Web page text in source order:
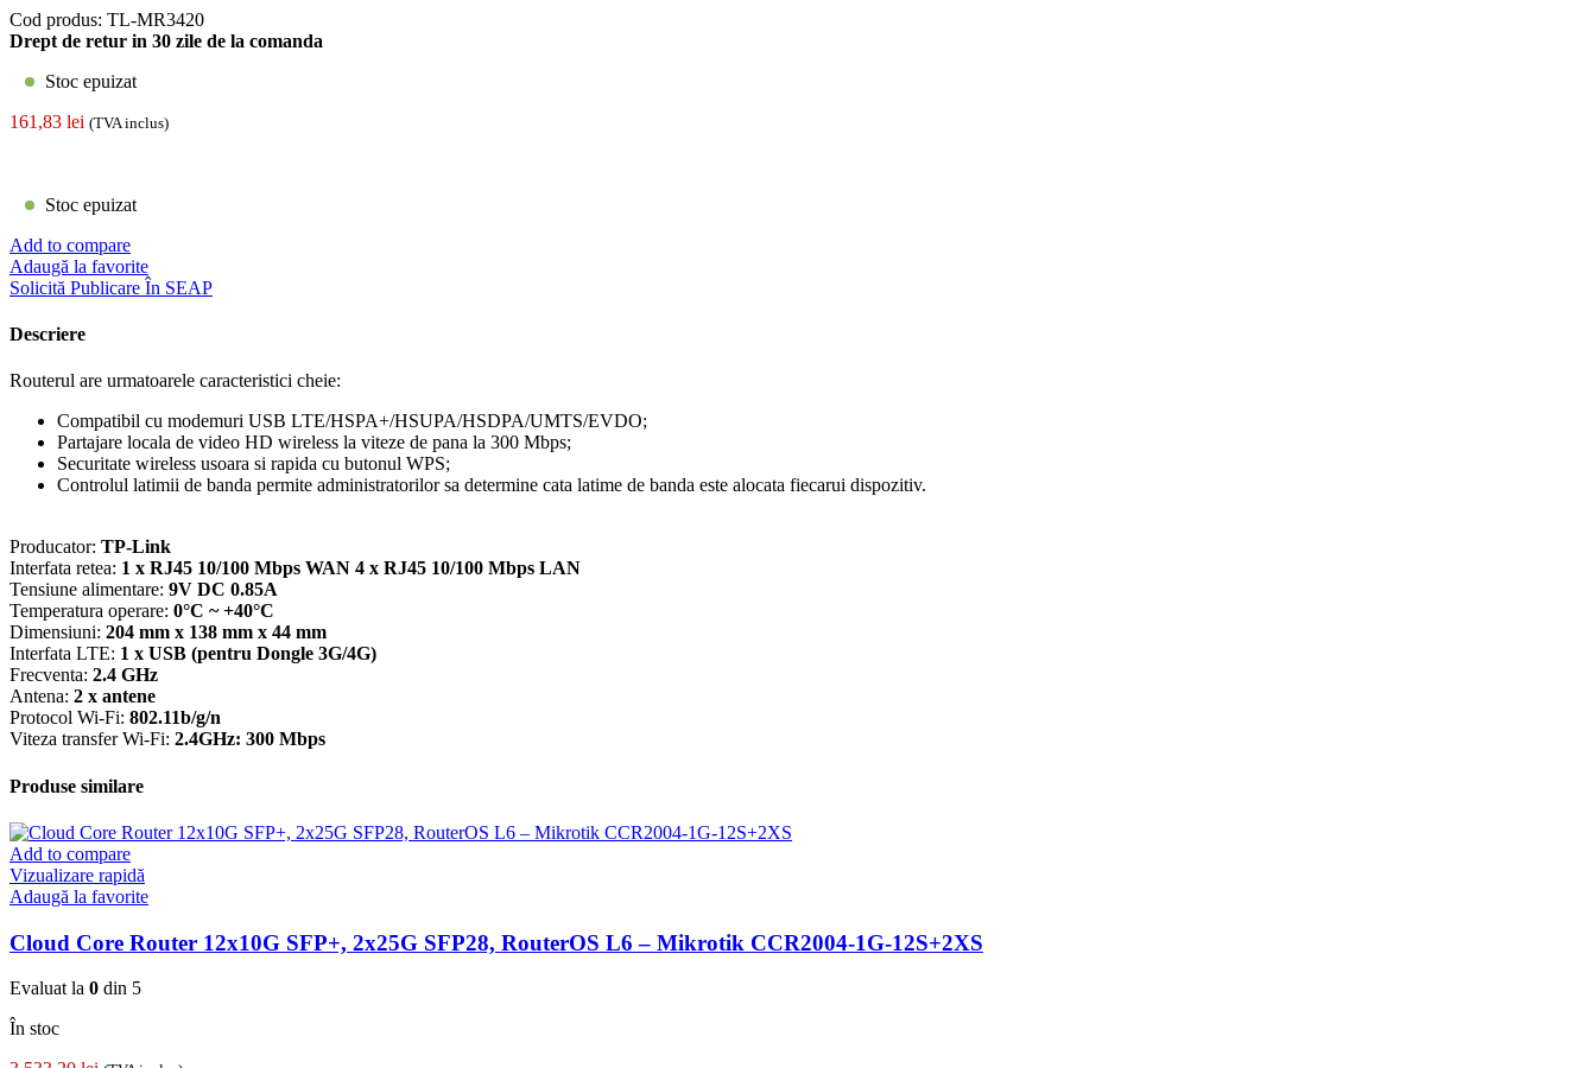
Cod produs: TL-MR3420
Drept de retur in 30 zile de la comanda
Stoc epuizat
161,83 lei (TVA inclus)
Stoc epuizat
Add to compare
Adaugă la favorite
Solicită Publicare În SEAP
Descriere
Routerul are urmatoarele caracteristici cheie:
Compatibil cu modemuri USB LTE/HSPA+/HSUPA/HSDPA/UMTS/EVDO;
Partajare locala de video HD wireless la viteze de pana la 300 Mbps;
Securitate wireless usoara si rapida cu butonul WPS;
Controlul latimii de banda permite administratorilor sa determine cata latime de banda este alocata fiecarui dispozitiv.
Producator: TP-Link
Interfata retea: 1 x RJ45 10/100 Mbps WAN 4 x RJ45 10/100 Mbps LAN
Tensiune alimentare: 9V DC 0.85A
Temperatura operare: 0°C ~ +40°C
Dimensiuni: 204 mm x 138 mm x 44 mm
Interfata LTE: 1 x USB (pentru Dongle 3G/4G)
Frecventa: 2.4 GHz
Antena: 2 x antene
Protocol Wi-Fi: 802.11b/g/n
Viteza transfer Wi-Fi: 2.4GHz: 300 Mbps
Produse similare
Add to compare
Vizualizare rapidă
Adaugă la favorite
Cloud Core Router 12x10G SFP+, 2x25G SFP28, RouterOS L6 – Mikrotik CCR2004-1G-12S+2XS
Evaluat la 0 din 5
În stoc